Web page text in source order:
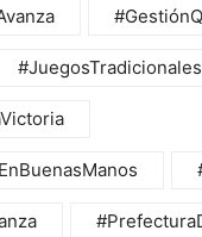
#JuegosTradicionales